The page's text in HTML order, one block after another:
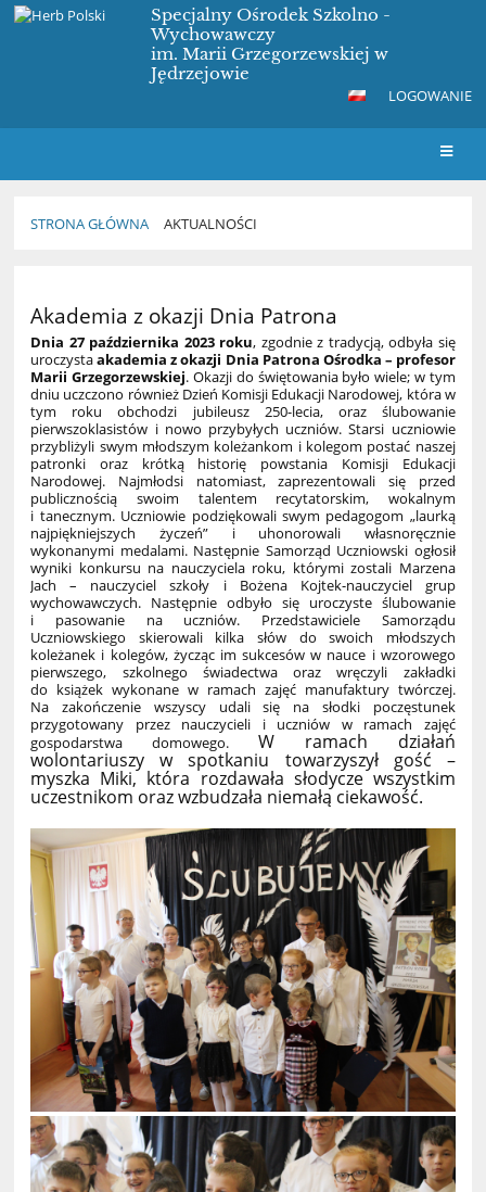
Specjalny Ośrodek Szkolno -
Wychowawczy
im. Marii Grzegorzewskiej w
Jędrzejowie
LOGOWANIE
STRONA GŁÓWNA AKTUALNOŚCI
Akademia z okazji Dnia Patrona
Dnia 27 października 2023 roku, zgodnie z tradycją, odbyła się
uroczystaakademia z okazji Dnia Patrona Ośrodka – profesor
Marii Grzegorzewskiej. Okazji do świętowania było wiele; w tym
dniu uczczono również Dzień Komisji Edukacji Narodowej, która w
tym roku obchodzi jubileusz 250-lecia, oraz ślubowanie
pierwszoklasistów i nowo przybyłych uczniów. Starsi uczniowie
przybliżyli swym młodszym koleżankom i kolegom postać naszej
patronki oraz krótką historię powstania Komisji Edukacji
Narodowej. Najmłodsi natomiast, zaprezentowali się przed
publicznością swoim talentem recytatorskim, wokalnym
i tanecznym. Uczniowie podziękowali swym pedagogom „laurką
najpiękniejszych życzeń” i uhonorowali własnoręcznie
wykonanymi medalami. Następnie Samorząd Uczniowski ogłosił
wyniki konkursu na nauczyciela roku, którymi zostali Marzena
Jach – nauczyciel szkoły i Bożena Kojtek-nauczyciel grup
wychowawczych. Następnie odbyło się uroczyste ślubowanie
i pasowanie na uczniów. Przedstawiciele Samorządu
Uczniowskiego skierowali kilka słów do swoich młodszych
koleżanek i kolegów, życząc im sukcesów w nauce i wzorowego
pierwszego, szkolnego świadectwa oraz wręczyli zakładki
do książek wykonane w ramach zajęć manufaktury twórczej.
Na zakończenie wszyscy udali się na słodki poczęstunek
przygotowany przez nauczycieli i uczniów w ramach zajęć
gospodarstwa domowego. W ramach działań
wolontariuszy w spotkaniu towarzyszył gość –
myszka Miki, która rozdawała słodycze wszystkim
uczestnikom oraz wzbudzała niemałą ciekawość.